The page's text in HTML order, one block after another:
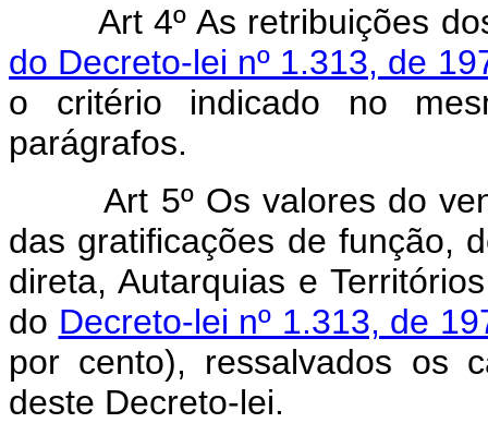
Art 4º As retribuições
do Decreto-lei nº 1.313, de
o critério indicado no
parágrafos.
Art 5º Os valores do
das gratificações de função,
direta, Autarquias e
do Decreto-lei nº 1.313, de
por cento), ressalvados os
deste Decreto-lei.